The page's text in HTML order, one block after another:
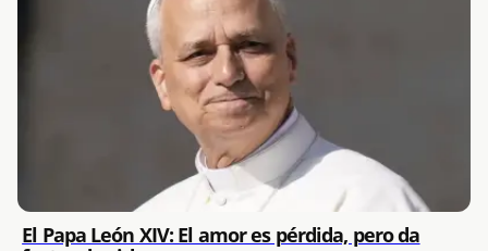
El Papa León XIV: El amor es pérdida, pero da